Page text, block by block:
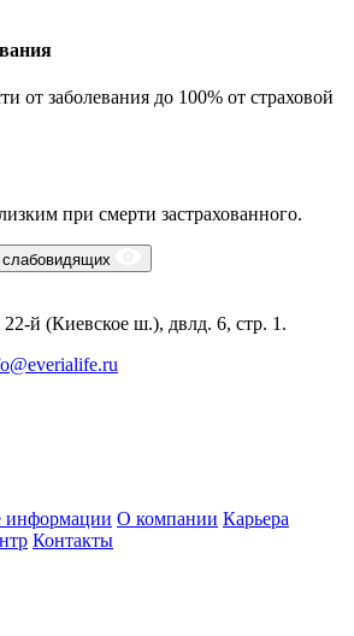
от заболевания до 100% от страховой
при смерти застрахованного.
й (Киевское ш.), двлд. 6, стр. 1.
информации О компании Карьера
Контакты